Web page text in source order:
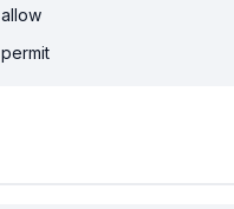
allow
permit